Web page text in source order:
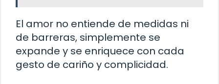
El amor no entiende de medidas ni
de barreras, simplemente se
expande y se enriquece con cada
gesto de cariño y complicidad.